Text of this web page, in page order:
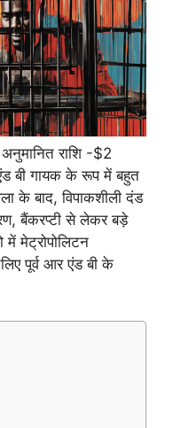
राशि -$2
बी गायक के रूप में बहुत
के बाद, विपाकशीली दंड
बैंकरप्टी से लेकर बड़े
मेट्रोपोलिटन
पूर्व आर एंड बी के